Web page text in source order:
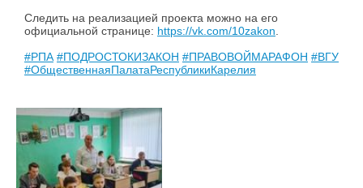
Следить на реализацией проекта можно на его
официальной странице: https://vk.com/10zakon
#РПА #ПОДРОСТОКИЗАКОН #ПРАВОВОЙМАРАФОН #ВГУЮ
#ОбщественнаяПалатаРеспубликиКарелия